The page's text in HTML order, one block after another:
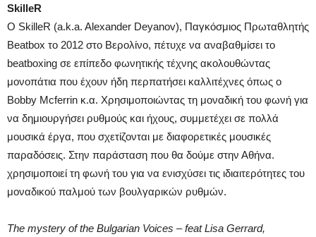
SkilleR
Ο SkilleR (a.k.a. Alexander Deyanov), Παγκόσμιος Πρωταθλητής
Beatbox το 2012 στο Βερολίνο, πέτυχε να αναβαθμίσει το
beatboxing σε επίπεδο φωνητικής τέχνης ακολουθώντας
μονοπάτια που έχουν ήδη περπατήσει καλλιτέχνες όπως ο
Bobby Mcferrin κ.α. Χρησιμοποιώντας τη μοναδική του φωνή για
να δημιουργήσει ρυθμούς και ήχους, συμμετέχει σε πολλά
μουσικά έργα, που σχετίζονται με διαφορετικές μουσικές
παραδόσεις. Στην παράσταση που θα δούμε στην Αθήνα.
χρησιμοποιεί τη φωνή του για να ενισχύσει τις ιδιαιτερότητες του
μοναδικού παλμού των βουλγαρικών ρυθμών.
The mystery of the Bulgarian Voices – feat Lisa Gerrard,